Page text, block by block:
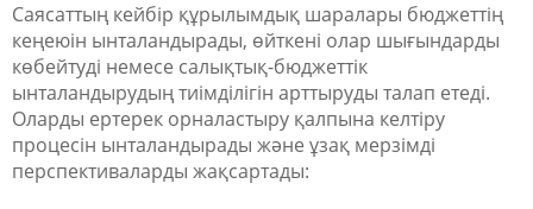
Саясаттың кейбір құрылымдық шаралары бюджеттің
кеңеюін ынталандырады, өйткені олар шығындарды
көбейтуді немесе салықтық-бюджеттік
ынталандырудың тиімділігін арттыруды талап етеді.
Оларды ертерек орналастыру қалпына келтіру
процесін ынталандырады және ұзақ мерзімді
перспективаларды жақсартады: